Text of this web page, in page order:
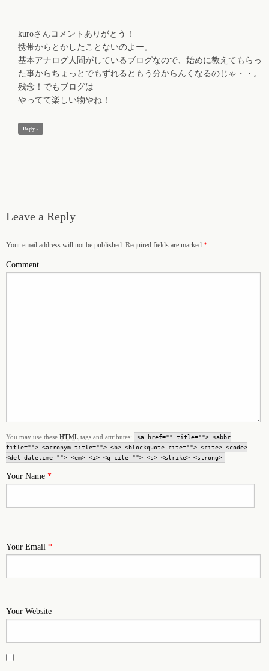
kuroさんコメントありがとう！
携帯からとかしたことないのよー。
基本アナログ人間がしているブログなので、始めに教えてもらっ
た事からちょっとでもずれるともう分からんくなるのじゃ・・。
残念！でもブログは
やってて楽しい物やね！
Reply »
Leave a Reply
Your email address will not be published. Required fields are marked *
Comment
You may use these HTML tags and attributes:
<a href="" title=""> <abbr
title=""> <acronym title=""> <b> <blockquote cite=""> <cite> <code>
<del datetime=""> <em> <i> <q cite=""> <s> <strike> <strong>
Your Name *
Your Email *
Your Website